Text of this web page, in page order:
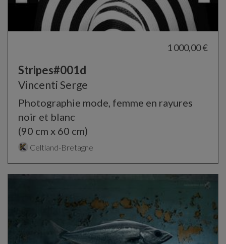
1 000,00 €
Stripes#001d
Vincenti Serge
Photographie mode, femme en rayures
noir et blanc
(90 cm x 60 cm)
Celtland-Bretagne